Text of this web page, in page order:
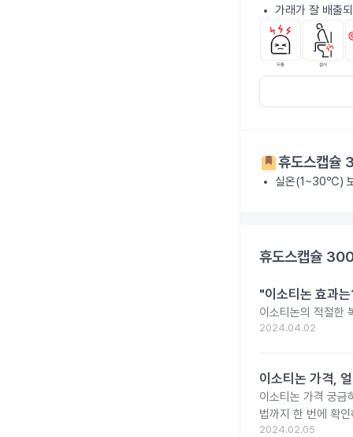
가래가 잘 배출
휴도스캡
실온(1~30℃)
휴도스캡슐
"이소티논 효과
이소티논의 적절한
2024.04.02
이소티논 가격,
이소티논 가격 궁금
법까지 한 번에 확
2024.02.05